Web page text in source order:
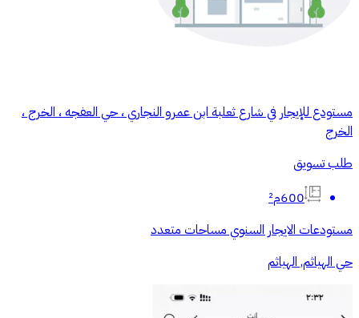
مستودع للإيجار في شارع ثعلبة ابن عمرو النجاري ، حي العفجه ، الخرج ،
الخرج
طلب تسويق
600م²
مستودعات الايجار السنوي مساحات متعدد
حي الهياثم, الهياثم